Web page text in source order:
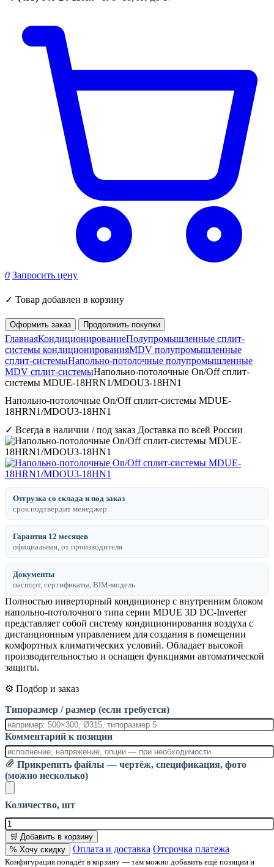
0 Запросить цену
✓ Товар добавлен в корзину
Оформить заказ Продолжить покупки
ГлавнаяКондиционированиеПолупромышленные сплит-
системы кондиционированияMDV полупромышленные
сплит-системыНапольно-потолочные полупромышленные
MDV сплит-системыНапольно-потолочные On/Off сплит-
системы MDUE-18HRN1/MDOU3-18HN1
Напольно-потолочные On/Off сплит-системы MDUE-
18HRN1/MDOU3-18HN1
✓ Всегда в наличии / под заказ Доставка по всей России
Отгрузка со склада и под заказ
срок подтвердит менеджер
Гарантия 12 месяцев
официальная, от производителя
Документы
паспорт, сертификаты, BIM-модель
Полностью инверторный кондиционер с внутренним блоком
напольно-потолочного типа серии MDUE 3D DC-Inverter
представляет собой систему кондиционирования воздуха с
дистанционным управлением для создания в помещении
комфортных климатических условий. Обладает высокой
производительностью и оснащен функциями автоматической
защиты.
⚙️ Подбор и заказ
Типоразмер / размер (если требуется)
Комментарий к позиции
Прикрепить файлы — чертёж, спецификация, фото
(можно несколько)
Количество, шт
🛒 Добавить в корзину
% Хочу скидку
Оплата и доставка Отсрочка платежа
Конфигурация попадёт в корзину — там можно добавить ещё позиции и